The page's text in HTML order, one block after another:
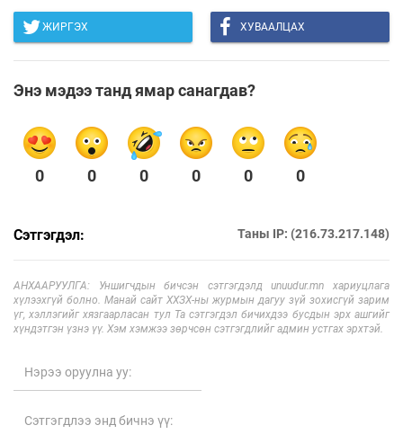
ЖИРГЭХ ХУВААЛЦАХ
Энэ мэдээ танд ямар санагдав?
0 0 0 0 0 0
Сэтгэгдэл: Таны IP: (216.73.217.148)
АНХААРУУЛГА: Уншигчдын бичсэн сэтгэгдэлд unuudur.mn хариуцлага
хүлээхгүй болно. Манай сайт ХХЗХ-ны журмын дагуу зүй зохисгүй зарим
үг, хэллэгийг хязгаарласан тул Та сэтгэгдэл бичихдээ бусдын эрх ашгийг
хүндэтгэн үзнэ үү. Хэм хэмжээ зөрчсөн сэтгэгдлийг админ устгах эрхтэй.